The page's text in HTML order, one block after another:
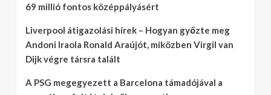
69 millió fontos középpályásért
Liverpool átigazolási hírek – Hogyan győzte meg
Andoni Iraola Ronald Araújót, miközben Virgil van
Dijk végre társra talált
A PSG megegyezett a Barcelona támadójával a